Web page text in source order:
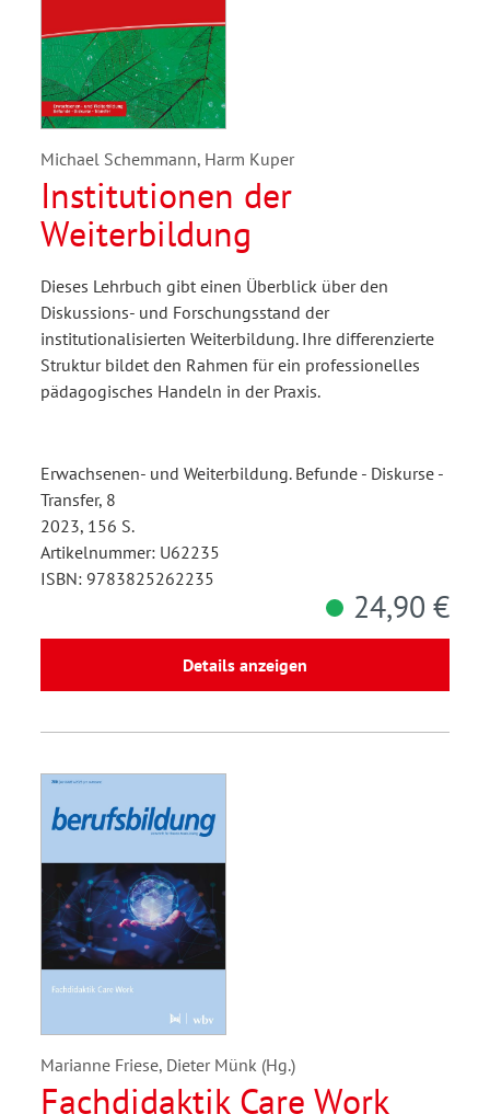
Michael Schemmann, Harm Kuper
Institutionen der
Weiterbildung
Dieses Lehrbuch gibt einen Überblick über den
Diskussions- und For­schungsstand der
institutionalisierten Weiterbildung. Ihre differenzierte
Struktur bildet den Rahmen für ein professionelles
pädagogisches Handeln in der Praxis.
Erwachsenen- und Weiterbildung. Befunde - Diskurse -
Transfer, 8
2023, 156 S.
Artikelnummer: U62235
ISBN: 9783825262235
24,90 €
Details anzeigen
Marianne Friese, Dieter Münk (Hg.)
Fachdidaktik Care Work